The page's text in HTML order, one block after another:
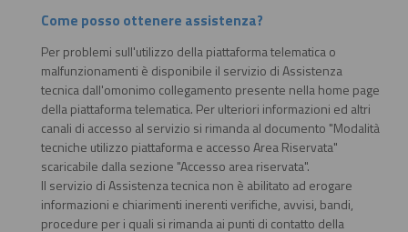
Come posso ottenere assistenza?
Per problemi sull'utilizzo della piattaforma telematica o
malfunzionamenti è disponibile il servizio di Assistenza
tecnica dall'omonimo collegamento presente nella home page
della piattaforma telematica. Per ulteriori informazioni ed altri
canali di accesso al servizio si rimanda al documento "Modalità
tecniche utilizzo piattaforma e accesso Area Riservata"
scaricabile dalla sezione "Accesso area riservata".
Il servizio di Assistenza tecnica non è abilitato ad erogare
informazioni e chiarimenti inerenti verifiche, avvisi, bandi,
procedure per i quali si rimanda ai punti di contatto della